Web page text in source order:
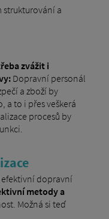
a
zvážit i
Dopravní personál
a zboží by
a to i přes veškerá
procesů by
dopravní
metody a
Možná si teď